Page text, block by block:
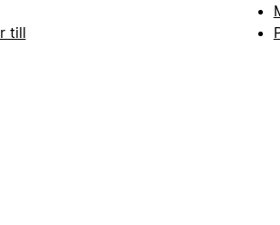
till